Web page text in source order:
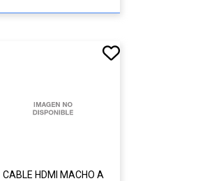
CABLE HDMI MACHO A